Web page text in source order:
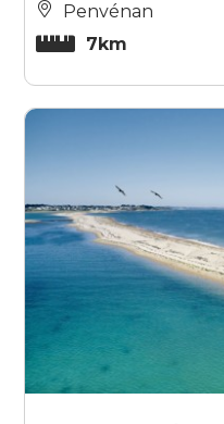
Penvénan
7km